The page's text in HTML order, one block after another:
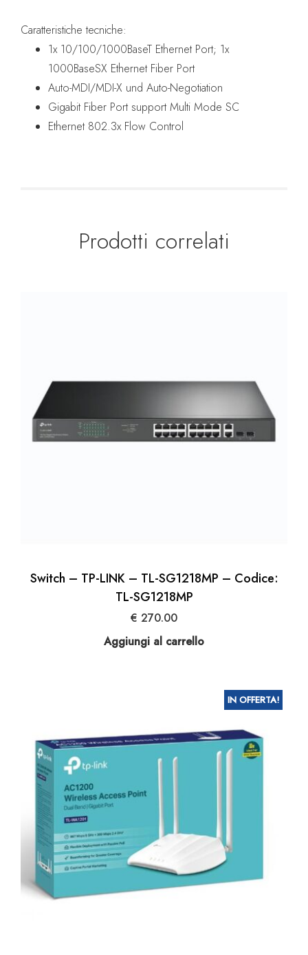
Caratteristiche tecniche:
1x 10/100/1000BaseT Ethernet Port; 1x
1000BaseSX Ethernet Fiber Port
Auto-MDI/MDI-X und Auto-Negotiation
Gigabit Fiber Port support Multi Mode SC
Ethernet 802.3x Flow Control
Prodotti correlati
Switch – TP-LINK – TL-SG1218MP – Codice:
TL-SG1218MP
€ 270.00
Aggiungi al carrello
IN OFFERTA!